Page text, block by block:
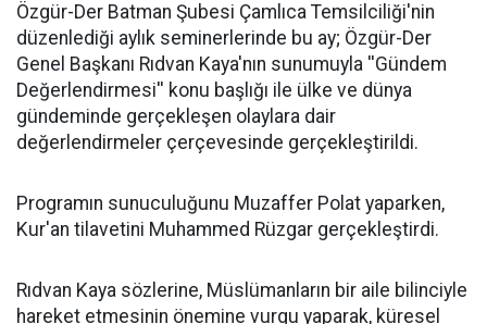
​Özgür-Der Batman Şubesi Çamlıca Temsilciliği'nin
düzenlediği aylık seminerlerinde bu ay; Özgür-Der
Genel Başkanı Rıdvan Kaya'nın sunumuyla ''Gündem
Değerlendirmesi'' konu başlığı ile ülke ve dünya
gündeminde gerçekleşen olaylara dair
değerlendirmeler çerçevesinde gerçekleştirildi.
Programın sunuculuğunu Muzaffer Polat yaparken,
Kur'an tilavetini Muhammed Rüzgar gerçekleştirdi.
Rıdvan Kaya sözlerine, Müslümanların bir aile bilinciyle
hareket etmesinin önemine vurgu yaparak, küresel